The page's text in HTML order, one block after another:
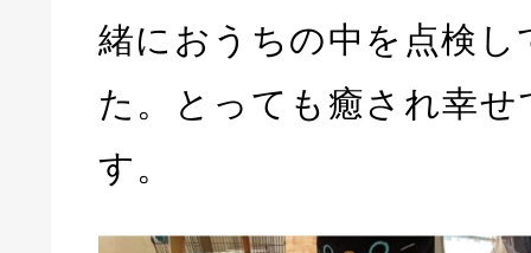
緒におうちの中を点検
た。とっても癒され幸
す。